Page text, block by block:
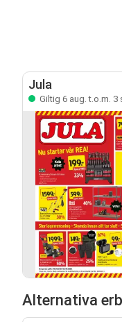
Jula
Giltig 6 aug. t.o.m. 3
Alternativa